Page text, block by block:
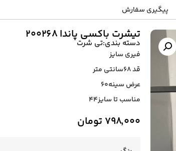
پیگیری سفارش
تیشرت باکسی پاندا ۲۰۰۲۶۸
دسته بندی:تی شرت
فیری سایز
قد ۶۸سانتی متر
عرض سینه۶۰
مناسب تا سایز۴۴
۷۹۸,۰۰۰ تومان